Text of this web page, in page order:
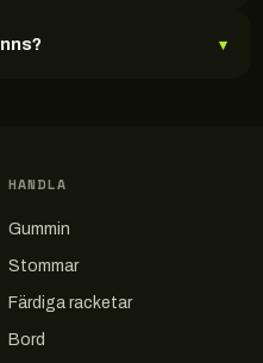
▾
HANDLA
Gummin
Stommar
Färdiga racketar
Bord